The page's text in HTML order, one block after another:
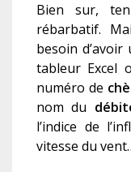
Bien sur,
rébarbatif.
besoin
tableur Excel
numéro de c
nom du
l’indice de
vitesse du